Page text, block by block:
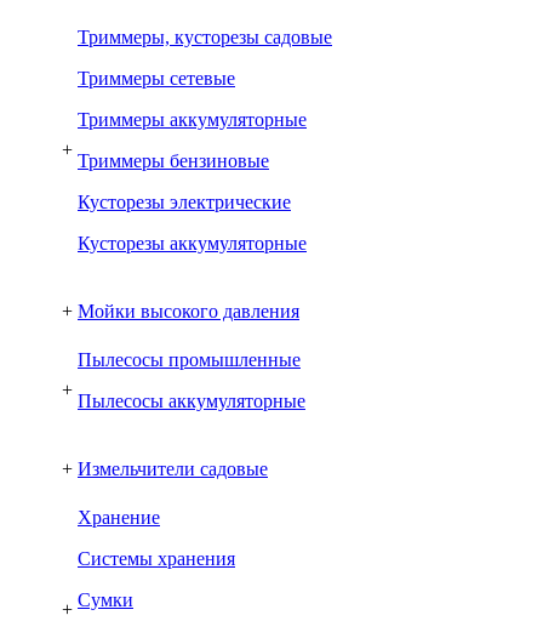
+
Триммеры, кусторезы садовые
Триммеры сетевые
Триммеры аккумуляторные
Триммеры бензиновые
Кусторезы электрические
Кусторезы аккумуляторные
+ Мойки высокого давления
+
Пылесосы промышленные
Пылесосы аккумуляторные
+ Измельчители садовые
+
Хранение
Системы хранения
Сумки